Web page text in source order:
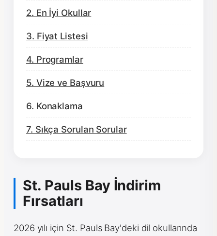
2. En İyi Okullar
3. Fiyat Listesi
4. Programlar
5. Vize ve Başvuru
6. Konaklama
7. Sıkça Sorulan Sorular
St. Pauls Bay İndirim
Fırsatları
2026 yılı için St. Pauls Bay'deki dil okullarında